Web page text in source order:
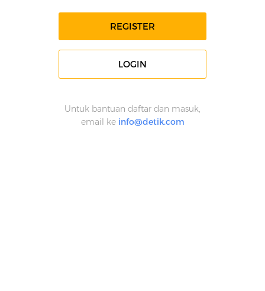
REGISTER
LOGIN
Untuk bantuan daftar dan masuk,
email ke info@detik.com